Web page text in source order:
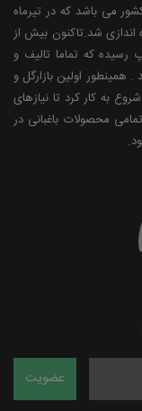
می باشد که در تیرماه
شد.تاکنون بیش از
رسیده که تماما تالیف و
اولین بازارگل و
کنار این ژورنال شروع به کار کرد تا نیازهای
محصولات باغبانی در